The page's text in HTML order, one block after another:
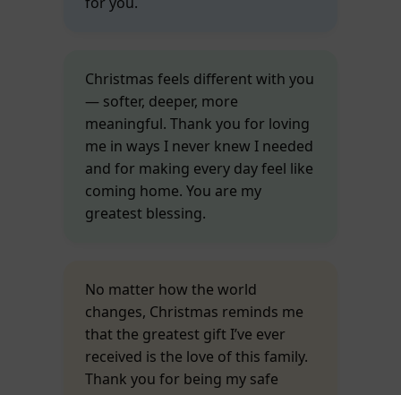
Christmas feels different with you
— softer, deeper, more
meaningful. Thank you for loving
me in ways I never knew I needed
and for making every day feel like
coming home. You are my
greatest blessing.
No matter how the world
changes, Christmas reminds me
that the greatest gift I’ve ever
received is the love of this family.
Thank you for being my safe